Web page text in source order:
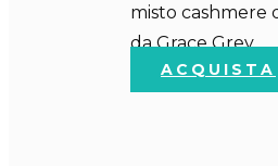
misto cashmere
da Grace Grey .
ACQUISTA